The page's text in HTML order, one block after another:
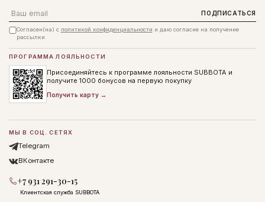
Email ПОДПИСАТЬСЯ
Согласен(на) с политикой конфиденциальности и даю согласие на получение
рассылки
ПРОГРАММА ЛОЯЛЬНОСТИ
Присоединяйтесь к программе лояльности SUBBOTA и
получите 1000 бонусов на первую покупку
Получить карту →
МЫ В СОЦ. СЕТЯХ
Telegram
ВКонтакте
+7 931 291-30-15
Клиентская служба SUBBOTA